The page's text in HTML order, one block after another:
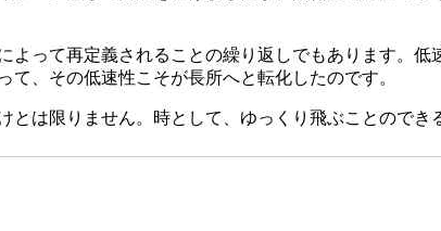
って再定義されることの繰り返しでもあります。
、その低速性こそが長所へと転化したのです。
は限りません。時として、ゆっくり飛ぶことのでき